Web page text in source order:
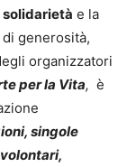
solidarietà e la
generosità,
organizzatori
per la Vita, è
singole